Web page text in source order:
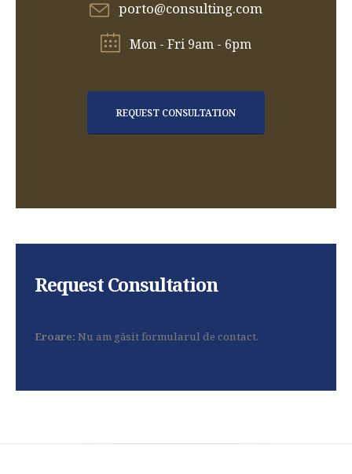
porto@consulting.com
Mon - Fri 9am - 6pm
REQUEST CONSULTATION
Request Consultation
Eroare: Nu am găsit formularul de contact.